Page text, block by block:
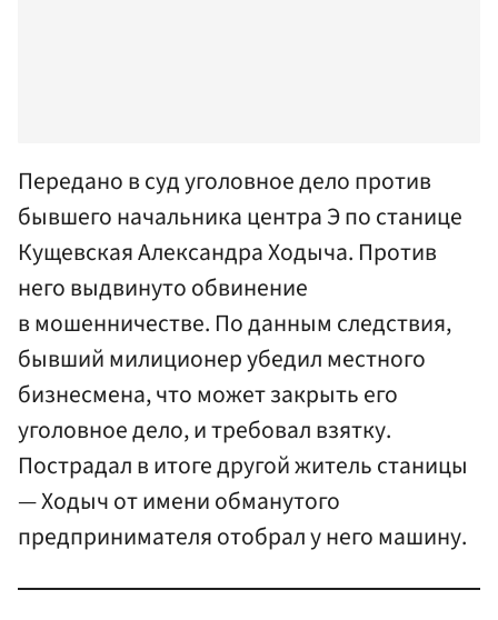
Передано в суд уголовное дело против
бывшего начальника центра Э по станице
Кущевская Александра Ходыча. Против
него выдвинуто обвинение
в мошенничестве. По данным следствия,
бывший милиционер убедил местного
бизнесмена, что может закрыть его
уголовное дело, и требовал взятку.
Пострадал в итоге другой житель станицы
— Ходыч от имени обманутого
предпринимателя отобрал у него машину.